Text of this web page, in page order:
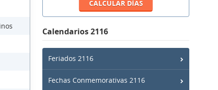
Calendarios 2116
Feriados 2116
Fechas Conmemorativas 2116